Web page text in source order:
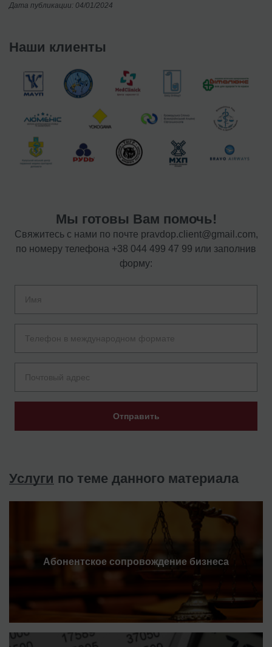
Дата публикации: 04/01/2024
Наши клиенты
Мы готовы Вам помочь!
Свяжитесь с нами по почте pravdop.client@gmail.com,
по номеру телефона +38 044 499 47 99 или заполнив
форму:
Отправить
Услуги по теме данного материала
Абонентское сопровождение бизнеса